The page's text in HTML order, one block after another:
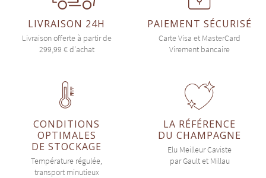
LIVRAISON 24H
Livraison offerte à partir de
299,99 € d'achat
PAIEMENT SÉCURISÉ
Carte Visa et MasterCard
Virement bancaire
CONDITIONS
OPTIMALES
DE STOCKAGE
Température régulée,
transport minutieux
LA RÉFÉRENCE
DU CHAMPAGNE
Elu Meilleur Caviste
par Gault et Millau